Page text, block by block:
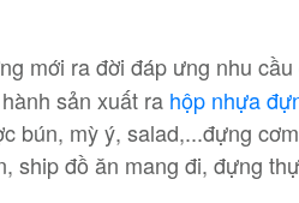
mới ra đời đáp ưng nhu
sản xuất ra hộp nhựa
bún, mỳ ý, salad,...đựng
ship đồ ăn mang đi, đựng